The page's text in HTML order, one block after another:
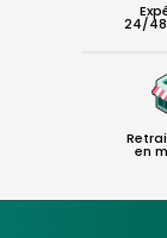
24/
en